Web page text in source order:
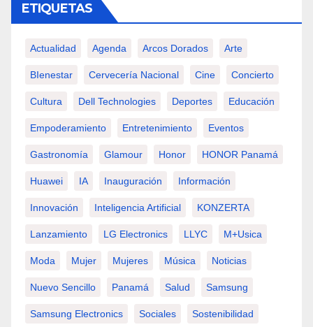
ETIQUETAS
Actualidad Agenda Arcos Dorados Arte
BIenestar Cervecería Nacional Cine Concierto
Cultura Dell Technologies Deportes Educación
Empoderamiento Entretenimiento Eventos
Gastronomía Glamour Honor HONOR Panamá
Huawei IA Inauguración Información
Innovación Inteligencia Artificial KONZERTA
Lanzamiento LG Electronics LLYC M+usica
Moda Mujer Mujeres Música Noticias
Nuevo Sencillo Panamá Salud Samsung
Samsung Electronics Sociales Sostenibilidad